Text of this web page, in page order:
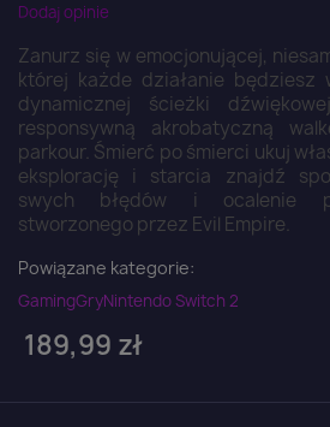
Dodaj opinie
Zanurz się w emocjonującej,
której każde działanie będziesz
dynamicznej ścieżki
responsywną akrobatyczną
parkour. Śmierć po śmierci ukuj
eksplorację i starcia znajdź
swych błędów i ocalenie
stworzonego przez Evil Empire.
Powiązane kategorie:
GamingGryNintendo Switch 2
189,99 zł